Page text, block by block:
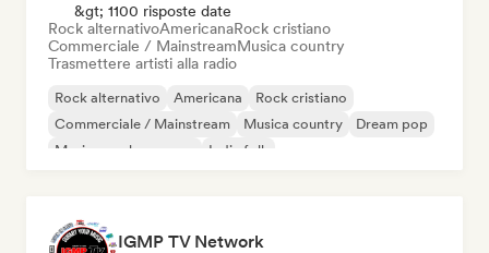
&gt; 1100 risposte date
Rock alternativoAmericanaRock cristiano
Commerciale / MainstreamMusica country
Trasmettere artisti alla radio
Rock alternativo Americana
Rock cristiano
Commerciale / Mainstream
Musica country
Dream pop
Musica per le vacanze
Indie folk
IGMP TV Network